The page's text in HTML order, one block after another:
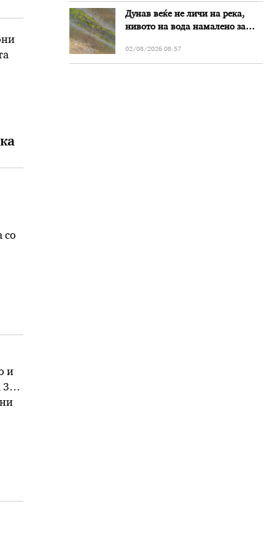
со
и
37-
Дунав веќе не личи на река,
нивото на вода намалено за
02/08/2026 08:57